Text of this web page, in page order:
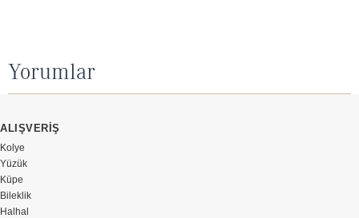
Yorumlar
ALIŞVERİŞ
Kolye
Yüzük
Küpe
Bileklik
Halhal